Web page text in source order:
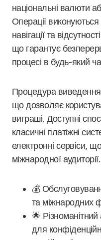
національні валюти
Операції
навігації та
що гарантує
процесі в будь-який
Процедура виведення
що дозволяє
виграші. Доступні
класичні платіжні
електронні сервіси,
міжнародної аудиторії.
💰
та міжнародних
🌟
для